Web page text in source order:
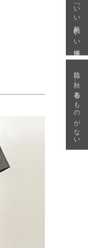
「いい年齢 いい洋服」
急に秋、着るものがない